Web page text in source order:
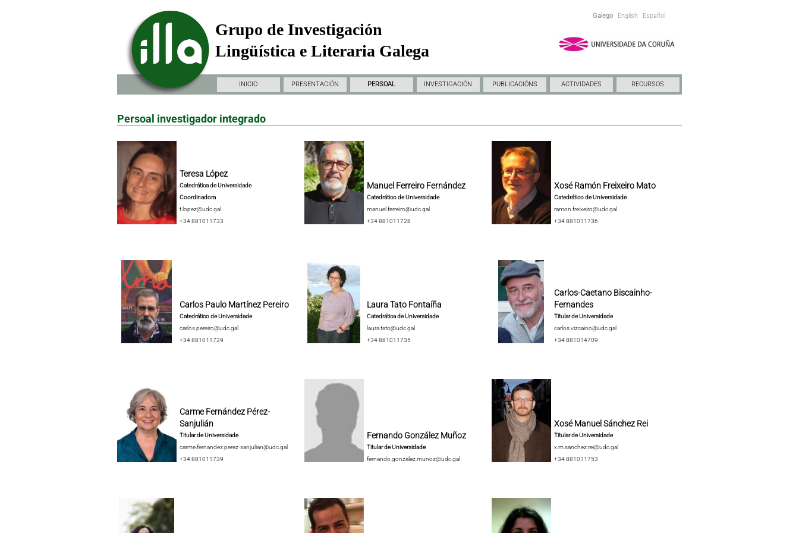
Galego English Español
Grupo de Investigación
Lingüística e Literaria Galega
INICIO PRESENTACIÓN PERSOAL INVESTIGACIÓN PUBLICACIÓNS ACTIVIDADES RECURSOS
Persoal investigador integrado
Teresa López
Catedrática de Universidade
Coordinadora
t.lopez@udc.gal
+34 881011733
Manuel Ferreiro Fernández
Catedrático de Universidade
manuel.ferreiro@udc.gal
+34 881011728
Xosé Ramón Freixeiro Mato
Catedrático de Universidade
ramon.freixeiro@udc.gal
+34 881011736
Carlos Paulo Martínez Pereiro
Catedrático de Universidade
carlos.pereiro@udc.gal
+34 881011729
Laura Tato Fontaíña
Catedrática de Universidade
laura.tato@udc.gal
+34 881011735
Carlos-Caetano Biscainho-
Fernandes
Titular de Universidade
carlos.vizcaino@udc.gal
+34 881014709
Carme Fernández Pérez-
Sanjulián
Titular de Universidade
carme.fernandez.perez-sanjulian@udc.gal
+34 881011739
Fernando González Muñoz
Titular de Universidade
fernando.gonzalez.munoz@udc.gal
Xosé Manuel Sánchez Rei
Titular de Universidade
x.m.sanchez.rei@udc.gal
+34 881011753